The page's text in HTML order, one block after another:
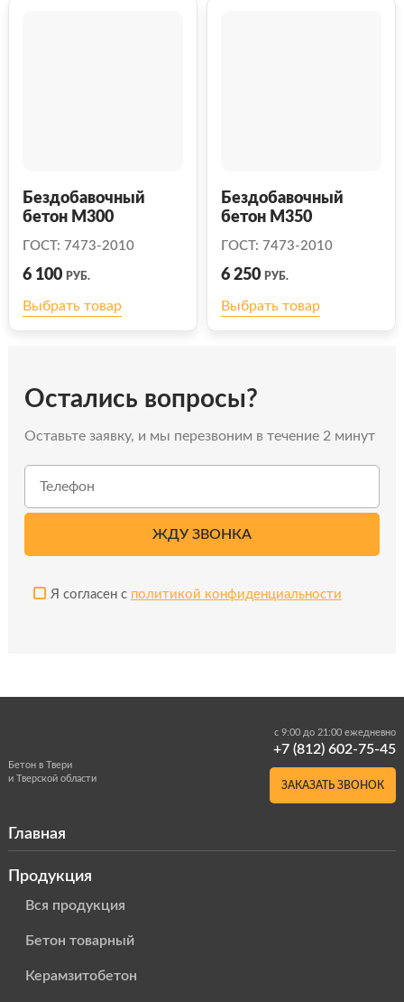
Бездобавочный
бетон М300
ГОСТ: 7473-2010
6 100 РУБ.
Выбрать товар
Бездобавочный
бетон М350
ГОСТ: 7473-2010
6 250 РУБ.
Выбрать товар
Остались вопросы?
Оставьте заявку, и мы перезвоним в течение 2 минут
Я согласен с политикой конфиденциальности
Бетон в Твери
и Тверской области
с 9:00 до 21:00 ежедневно
+7 (812) 602-75-45
ЗАКАЗАТЬ ЗВОНОК
Главная
Продукция
Вся продукция
Бетон товарный
Керамзитобетон